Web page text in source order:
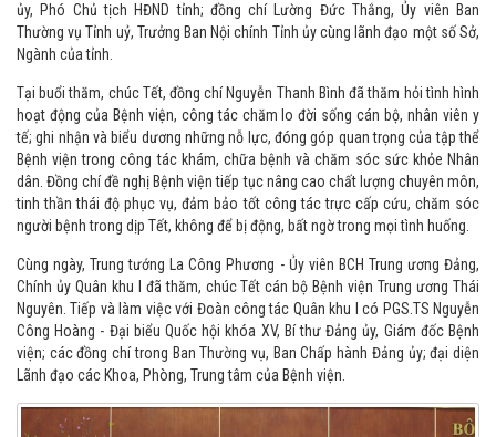
ủy, Phó Chủ tịch HĐND tỉnh; đồng chí Lường Đức Thắng, Ủy viên Ban
Thường vụ Tỉnh uỷ, Trưởng Ban Nội chính Tỉnh ủy cùng lãnh đạo một số Sở,
Ngành của tỉnh.
Tại buổi thăm, chúc Tết, đồng chí Nguyễn Thanh Bình đã thăm hỏi tình hình
hoạt động của Bệnh viện, công tác chăm lo đời sống cán bộ, nhân viên y
tế; ghi nhận và biểu dương những nỗ lực, đóng góp quan trọng của tập thể
Bệnh viện trong công tác khám, chữa bệnh và chăm sóc sức khỏe Nhân
dân. Đồng chí đề nghị Bệnh viện tiếp tục nâng cao chất lượng chuyên môn,
tinh thần thái độ phục vụ, đảm bảo tốt công tác trực cấp cứu, chăm sóc
người bệnh trong dịp Tết, không để bị động, bất ngờ trong mọi tình huống.
Cùng ngày, Trung tướng La Công Phương - Ủy viên BCH Trung ương Đảng,
Chính ủy Quân khu I đã thăm, chúc Tết cán bộ Bệnh viện Trung ương Thái
Nguyên. Tiếp và làm việc với Đoàn công tác Quân khu I có PGS.TS Nguyễn
Công Hoàng - Đại biểu Quốc hội khóa XV, Bí thư Đảng ủy, Giám đốc Bệnh
viện; các đồng chí trong Ban Thường vụ, Ban Chấp hành Đảng ủy; đại diện
Lãnh đạo các Khoa, Phòng, Trung tâm của Bệnh viện.